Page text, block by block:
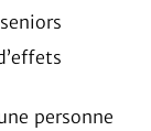
personne